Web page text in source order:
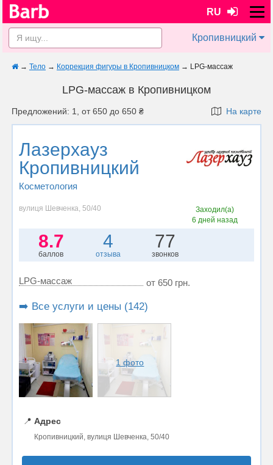
RU
Кропивницкий
→ Тело → Коррекция фигуры в Кропивницком → LPG-массаж
LPG-массаж в Кропивницком
Предложений: 1, от 650 до 650 ₴ На карте
Лазерхауз
Кропивницкий
Косметология
вулиця Шевченка, 50/40
Заходил(а)
6 дней назад
8.7
баллов
4
отзыва
77
звонков
LPG-массаж от 650 грн.
➡️ Все услуги и цены (142)
1 фото
📍 Адрес
Кропивницкий, вулиця Шевченка, 50/40